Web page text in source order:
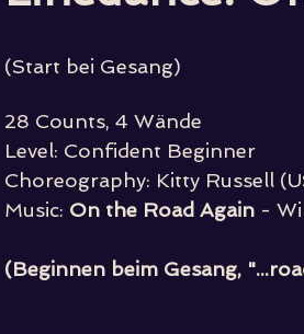
(Start bei Gesang)
28 Counts, 4 Wände
Level: Confident Beginner
Choreography: Kitty Russell
Music: On the Road Again -
(Beginnen beim Gesang,